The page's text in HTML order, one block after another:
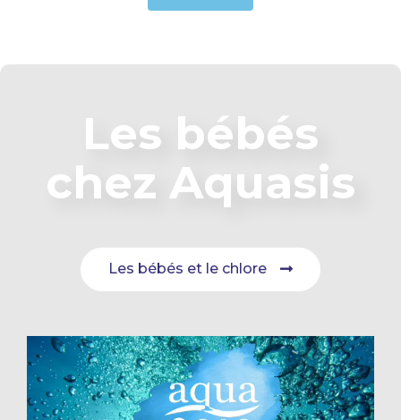
Les bébés
chez Aquasis
Les bébés et le chlore